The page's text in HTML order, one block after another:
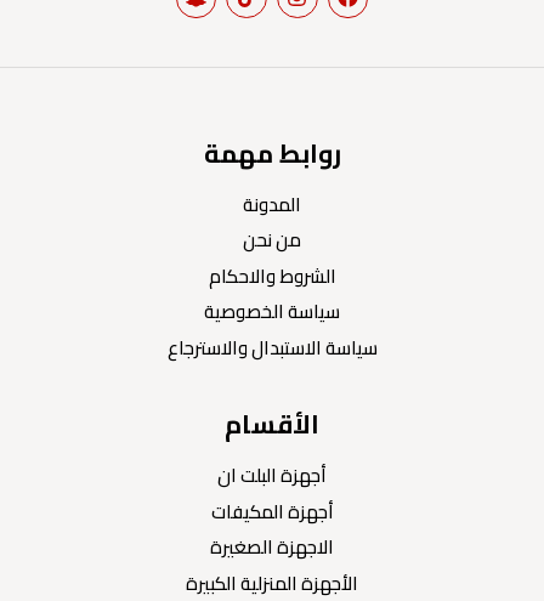
روابط مهمة
المدونة
من نحن
الشروط والاحكام
سياسة الخصوصية
سياسة الاستبدال والاسترجاع
الأقسام
أجهزة البلت ان
أجهزة المكيفات
الاجهزة الصغيرة
الأجهزة المنزلية الكبيرة